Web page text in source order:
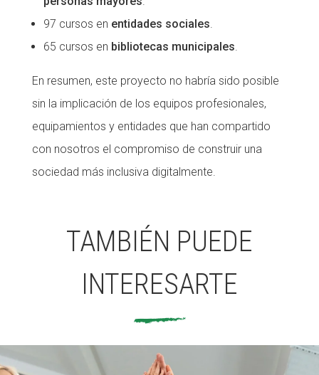
97 cursos en entidades sociales.
65 cursos en bibliotecas municipales.
En resumen, este proyecto no habría sido posible
sin la implicación de los equipos profesionales,
equipamientos y entidades que han compartido
con nosotros el compromiso de construir una
sociedad más inclusiva digitalmente.
TAMBIÉN PUEDE
INTERESARTE